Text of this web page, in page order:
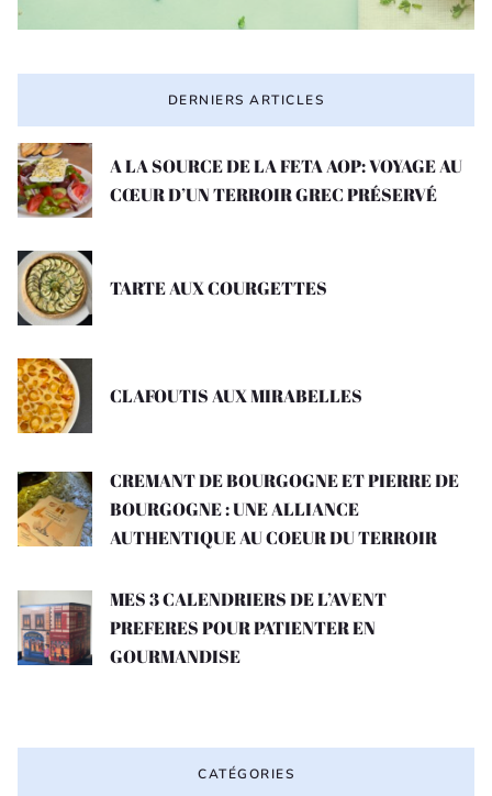
DERNIERS ARTICLES
A LA SOURCE DE LA FETA AOP: VOYAGE AU
CŒUR D’UN TERROIR GREC PRÉSERVÉ
TARTE AUX COURGETTES
CLAFOUTIS AUX MIRABELLES
CREMANT DE BOURGOGNE ET PIERRE DE
BOURGOGNE : UNE ALLIANCE
AUTHENTIQUE AU COEUR DU TERROIR
MES 3 CALENDRIERS DE L’AVENT
PREFERES POUR PATIENTER EN
GOURMANDISE
CATÉGORIES